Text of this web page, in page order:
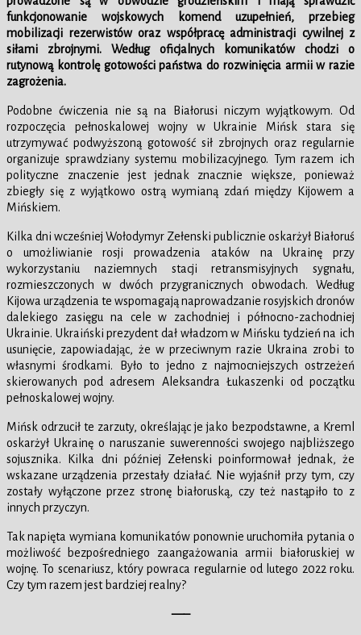
funkcjonowanie wojskowych komend uzupełnień, przebieg
mobilizacji rezerwistów oraz współpracę administracji cywilnej z
siłami zbrojnymi. Według oficjalnych komunikatów chodzi o
rutynową kontrolę gotowości państwa do rozwinięcia armii w razie
zagrożenia.
Podobne ćwiczenia nie są na Białorusi niczym wyjątkowym. Od
rozpoczęcia pełnoskalowej wojny w Ukrainie Mińsk stara się
utrzymywać podwyższoną gotowość sił zbrojnych oraz regularnie
organizuje sprawdziany systemu mobilizacyjnego. Tym razem ich
polityczne znaczenie jest jednak znacznie większe, ponieważ
zbiegły się z wyjątkowo ostrą wymianą zdań między Kijowem a
Mińskiem.
Kilka dni wcześniej Wołodymyr Zełenski publicznie oskarżył Białoruś
o umożliwianie rosji prowadzenia ataków na Ukrainę przy
wykorzystaniu naziemnych stacji retransmisyjnych sygnału,
rozmieszczonych w dwóch przygranicznych obwodach. Według
Kijowa urządzenia te wspomagają naprowadzanie rosyjskich dronów
dalekiego zasięgu na cele w zachodniej i północno-zachodniej
Ukrainie. Ukraiński prezydent dał władzom w Mińsku tydzień na ich
usunięcie, zapowiadając, że w przeciwnym razie Ukraina zrobi to
własnymi środkami. Było to jedno z najmocniejszych ostrzeżeń
skierowanych pod adresem Aleksandra Łukaszenki od początku
pełnoskalowej wojny.
Mińsk odrzucił te zarzuty, określając je jako bezpodstawne, a Kreml
oskarżył Ukrainę o naruszanie suwerenności swojego najbliższego
sojusznika. Kilka dni później Zełenski poinformował jednak, że
wskazane urządzenia przestały działać. Nie wyjaśnił przy tym, czy
zostały wyłączone przez stronę białoruską, czy też nastąpiło to z
innych przyczyn.
Tak napięta wymiana komunikatów ponownie uruchomiła pytania o
możliwość bezpośredniego zaangażowania armii białoruskiej w
wojnę. To scenariusz, który powraca regularnie od lutego 2022 roku.
Czy tym razem jest bardziej realny?
—–